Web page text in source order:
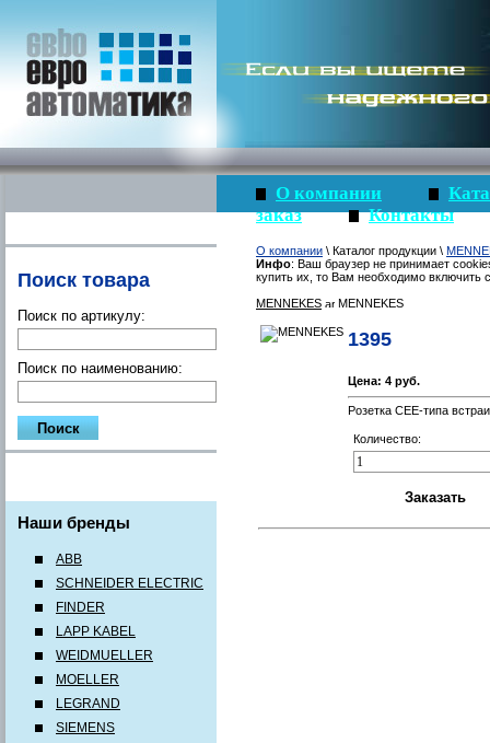
Поиск товара
Поиск по артикулу:
Поиск по наименованию:
Наши бренды
ABB
SCHNEIDER ELECTRIC
FINDER
LAPP KABEL
WEIDMUELLER
MOELLER
LEGRAND
SIEMENS
О компании
заказ
Контакты
О компании \ Каталог продукции \
Инфо: Ваш браузер не принимает
купить их, то Вам необходимо включить
MENNEKES
MENNEKES
1395
Цена: 4 руб.
Розетка CEE-типа
Количество: